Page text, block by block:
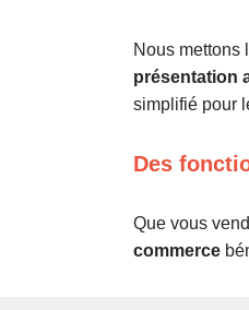
Nous mettons
présentation
simplifié pour
Des
Que vous
commerce